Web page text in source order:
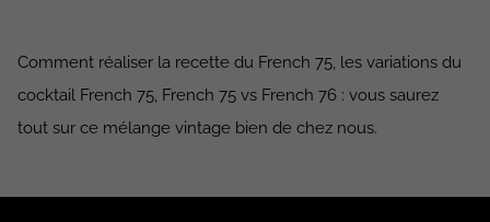
Comment réaliser la recette du French 75, les variations du
cocktail French 75, French 75 vs French 76 : vous saurez
tout sur ce mélange vintage bien de chez nous.